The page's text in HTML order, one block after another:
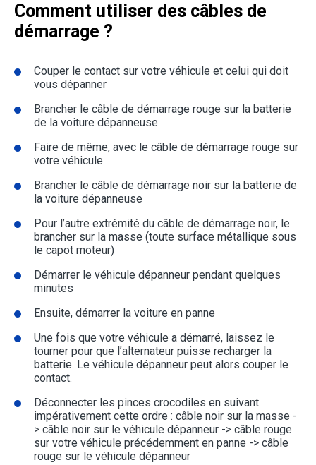
Comment utiliser des câbles de
démarrage ?
Couper le contact sur votre véhicule et celui qui doit
vous dépanner
Brancher le câble de démarrage rouge sur la batterie
de la voiture dépanneuse
Faire de même, avec le câble de démarrage rouge sur
votre véhicule
Brancher le câble de démarrage noir sur la batterie de
la voiture dépanneuse
Pour l’autre extrémité du câble de démarrage noir, le
brancher sur la masse (toute surface métallique sous
le capot moteur)
Démarrer le véhicule dépanneur pendant quelques
minutes
Ensuite, démarrer la voiture en panne
Une fois que votre véhicule a démarré, laissez le
tourner pour que l’alternateur puisse recharger la
batterie. Le véhicule dépanneur peut alors couper le
contact.
Déconnecter les pinces crocodiles en suivant
impérativement cette ordre : câble noir sur la masse -
> câble noir sur le véhicule dépanneur -> câble rouge
sur votre véhicule précédemment en panne -> câble
rouge sur le véhicule dépanneur